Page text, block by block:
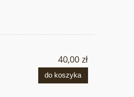
40,00 zł
do koszyka